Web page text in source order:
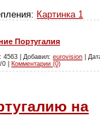
Картинка 1
Португалия
4563 | Добавил: eurovision |
0 |
Комментарии (0)
на